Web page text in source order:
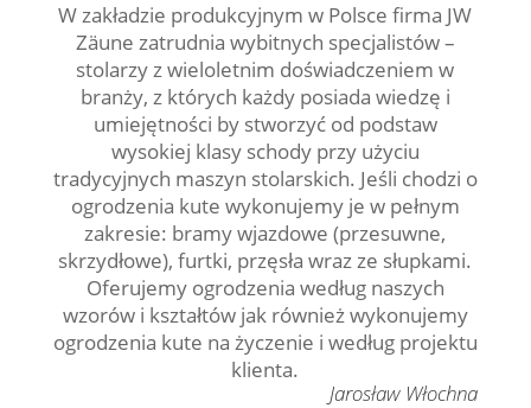
W zakładzie produkcyjnym w Polsce firma JW
Zäune zatrudnia wybitnych specjalistów –
stolarzy z wieloletnim doświadczeniem w
branży, z których każdy posiada wiedzę i
umiejętności by stworzyć od podstaw
wysokiej klasy schody przy użyciu
tradycyjnych maszyn stolarskich. Jeśli chodzi o
ogrodzenia kute wykonujemy je w pełnym
zakresie: bramy wjazdowe (przesuwne,
skrzydłowe), furtki, przęsła wraz ze słupkami.
Oferujemy ogrodzenia według naszych
wzorów i kształtów jak również wykonujemy
ogrodzenia kute na życzenie i według projektu
klienta.
Jarosław Włochna